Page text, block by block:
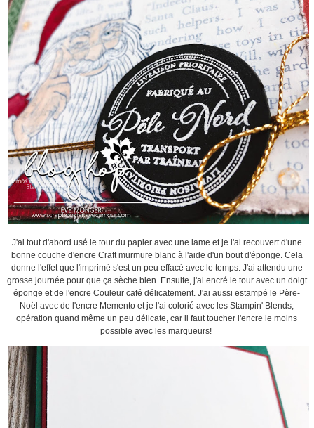
J'ai tout d'abord usé le tour du papier avec une lame et je l'ai recouvert d'une
bonne couche d'encre Craft murmure blanc à l'aide d'un bout d'éponge. Cela
donne l'effet que l'imprimé s'est un peu effacé avec le temps. J'ai attendu une
grosse journée pour que ça sèche bien. Ensuite, j'ai encré le tour avec un doigt
éponge et de l'encre Couleur café délicatement. J'ai aussi estampé le Père-
Noël avec de l'encre Memento et je l'ai colorié avec les Stampin' Blends,
opération quand même un peu délicate, car il faut toucher l'encre le moins
possible avec les marqueurs!